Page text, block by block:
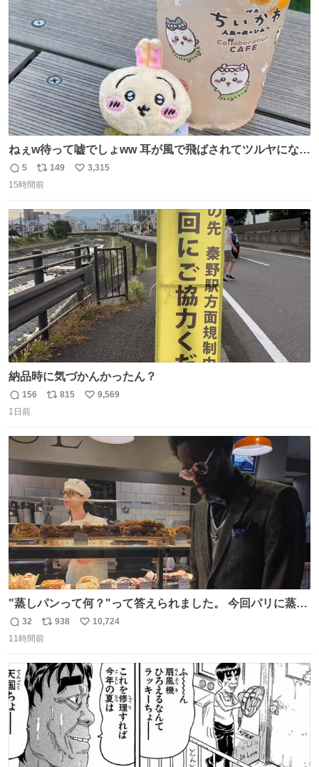
数
ねぇw待って嘘でしょww 耳が風で飛ばされてツルヤになっ
ちゃった🤭🌬️
返
信
5
リ
ポ
ト
数
149
い
数
3,315
15時間前
納品時に気づかんかったん？
返
信
156
リ
ト
数
815
い
9,569
1日前
"蒸しパンって何？"って答えられました。 今回パリに蒸し
パンがなかった。😭😢
返
信
32
リ
ポ
ト
数
938
い
数
10,724
11時間前